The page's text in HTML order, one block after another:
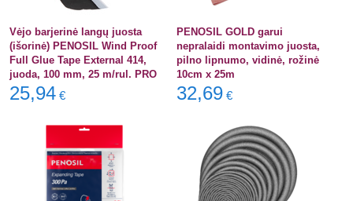
Vėjo barjerinė langų juosta
(išorinė) PENOSIL Wind Proof
Full Glue Tape External 414,
juoda, 100 mm, 25 m/rul. PRO
25,94 €
PENOSIL GOLD garui
nepralaidi montavimo juosta,
pilno lipnumo, vidinė, rožinė
10cm x 25m
32,69 €